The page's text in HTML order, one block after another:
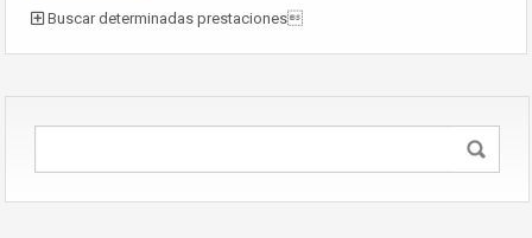
Buscar determinadas prestaciones